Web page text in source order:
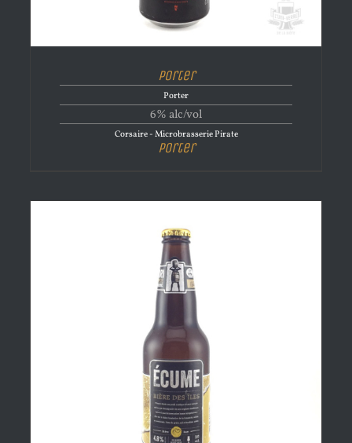
Porter
Porter
6% alc/vol
Corsaire - Microbrasserie Pirate
Porter